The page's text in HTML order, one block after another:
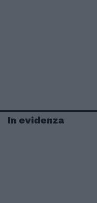
In evidenza